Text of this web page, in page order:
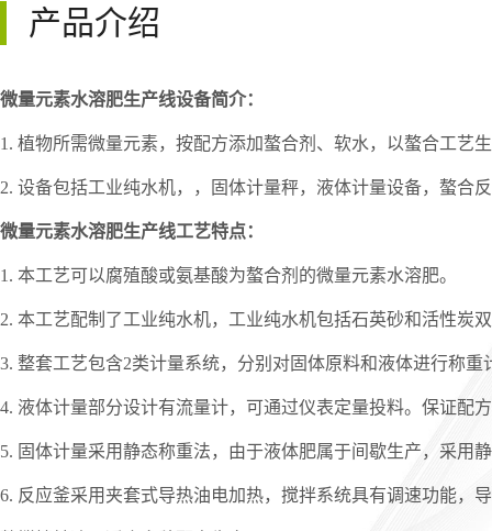
产品介绍
微量元素水溶肥生产线设备简介：
1. 植物所需微量元素，按配方添加螯合剂、软水，以螯合工艺
2. 设备包括工业纯水机，，固体计量秤，液体计量设备，螯合
微量元素水溶肥生产线工艺特点：
1. 本工艺可以腐殖酸或氨基酸为螯合剂的微量元素水溶肥。
2. 本工艺配制了工业纯水机，工业纯水机包括石英砂和活性炭
3. 整套工艺包含2类计量系统，分别对固体原料和液体进行称重
4. 液体计量部分设计有流量计，可通过仪表定量投料。保证配
5. 固体计量采用静态称重法，由于液体肥属于间歇生产，采用
6. 反应釜采用夹套式导热油电加热，搅拌系统具有调速功能，